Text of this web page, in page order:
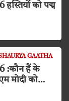
को पद्म
GAATHA
:कौन हैं के
मोदी को